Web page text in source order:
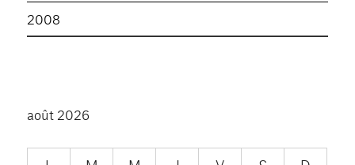
2008
août 2026